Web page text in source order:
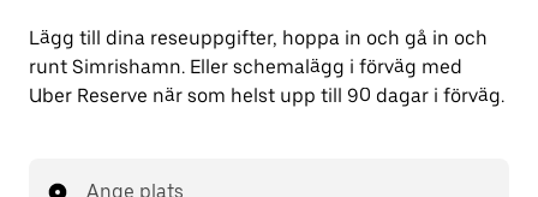
Lägg till dina reseuppgifter, hoppa in och gå in och
runt Simrishamn. Eller schemalägg i förväg med
Uber Reserve när som helst upp till 90 dagar i förväg.
Ange plats